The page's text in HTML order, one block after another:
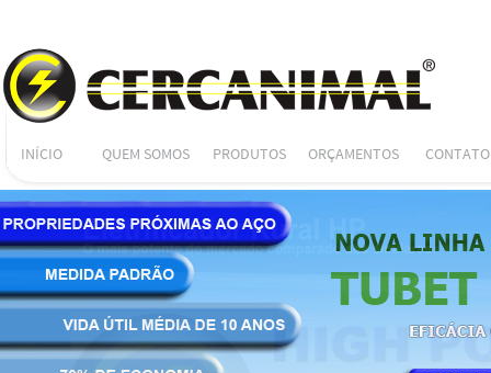
INÍCIO QUEM SOMOS PRODUTOS ORÇAMENTOS CONTATO